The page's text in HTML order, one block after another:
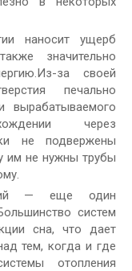
наносит ущерб
значительно
за своей
печально
вырабатываемого
через
не подвержены
им не нужны трубы
— еще один
систем
сна, что дает
тем, когда и где
отопления